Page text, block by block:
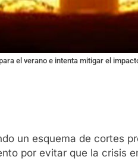
el verano e intenta mitigar el
un esquema de cortes
por evitar que la crisis